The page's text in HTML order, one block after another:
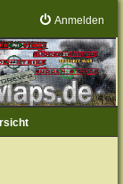
Anmelden